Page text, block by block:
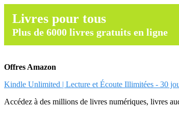
Livres pour tous
Plus de 6000 livres gratuits en ligne
Offres Amazon
Kindle Unlimited | Lecture et Écoute Illimitées - 30
Accédez à des millions de livres numériques, livres